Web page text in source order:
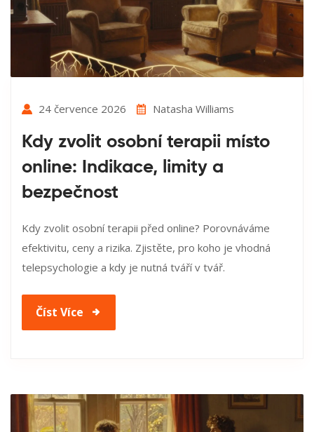
24 července 2026 Natasha Williams
Kdy zvolit osobní terapii místo
online: Indikace, limity a
bezpečnost
Kdy zvolit osobní terapii před online? Porovnáváme
efektivitu, ceny a rizika. Zjistěte, pro koho je vhodná
telepsychologie a kdy je nutná tváří v tvář.
Číst Více